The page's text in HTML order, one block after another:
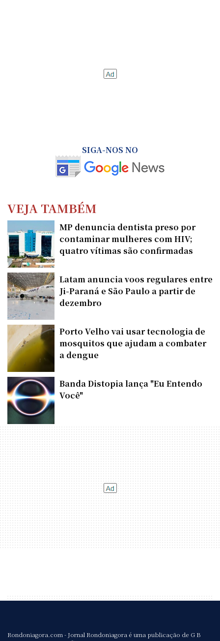
SIGA-NOS NO
VEJA TAMBÉM
MP denuncia dentista preso por
contaminar mulheres com HIV;
quatro vítimas são confirmadas
Latam anuncia voos regulares entre
Ji-Paraná e São Paulo a partir de
dezembro
Porto Velho vai usar tecnologia de
mosquitos que ajudam a combater
a dengue
Banda Distopia lança "Eu Entendo
Você"
Rondoniagora.com - Jornal Rondoniagora é uma publicação de G B